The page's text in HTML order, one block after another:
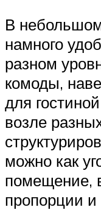
В
намного
разном
комоды,
для
возле
можно как
помещение,
пропорции и